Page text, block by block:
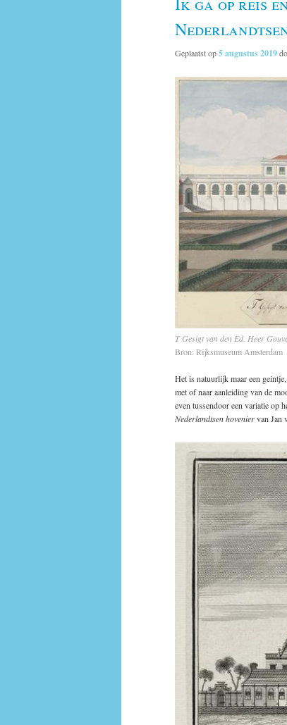
Geplaatst op5 augustus 2019
T Gesigt van den Ed. Heer
Bron: Rijksmuseum Amsterdam
Het is natuurlijk maar een
met of naar aanleiding van de
even tussendoor een variatie op
Nederlandtsen hoveniervan Jan